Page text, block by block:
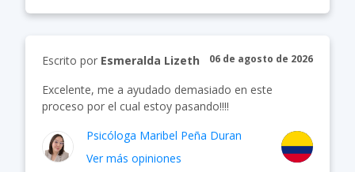
Escrito por Esmeralda Lizeth 06 de agosto de 2026
Excelente, me a ayudado demasiado en este
proceso por el cual estoy pasando!!!!
Psicóloga Maribel Peña Duran
Ver más opiniones